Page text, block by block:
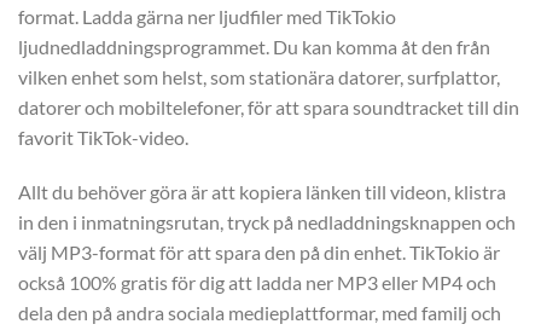
format. Ladda gärna ner ljudfiler med TikTokio
ljudnedladdningsprogrammet. Du kan komma åt den från
vilken enhet som helst, som stationära datorer, surfplattor,
datorer och mobiltelefoner, för att spara soundtracket till din
favorit TikTok-video.
Allt du behöver göra är att kopiera länken till videon, klistra
in den i inmatningsrutan, tryck på nedladdningsknappen och
välj MP3-format för att spara den på din enhet. TikTokio är
också 100% gratis för dig att ladda ner MP3 eller MP4 och
dela den på andra sociala medieplattformar, med familj och